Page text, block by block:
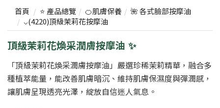
首頁 ⭐ 產品總覽 🍊肌膚保養
🌺 各式臉部按摩油
⌵(4220)頂級茉莉花按摩油
頂級茉莉花煥采潤膚按摩油 ✨
「頂級茉莉花煥采潤膚按摩油」嚴選珍稀茉莉精華，融合多
種植萃能量，能改善肌膚暗沉、維持肌膚保濕度與彈潤感，
讓肌膚呈現透亮光澤，綻放自信迷人氣息。